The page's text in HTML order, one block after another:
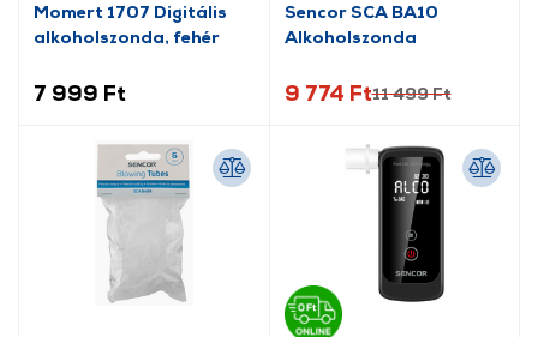
Momert 1707 Digitális
alkoholszonda, fehér
7 999 Ft
Sencor SCA BA10
Alkoholszonda
9 774 Ft11 499 Ft